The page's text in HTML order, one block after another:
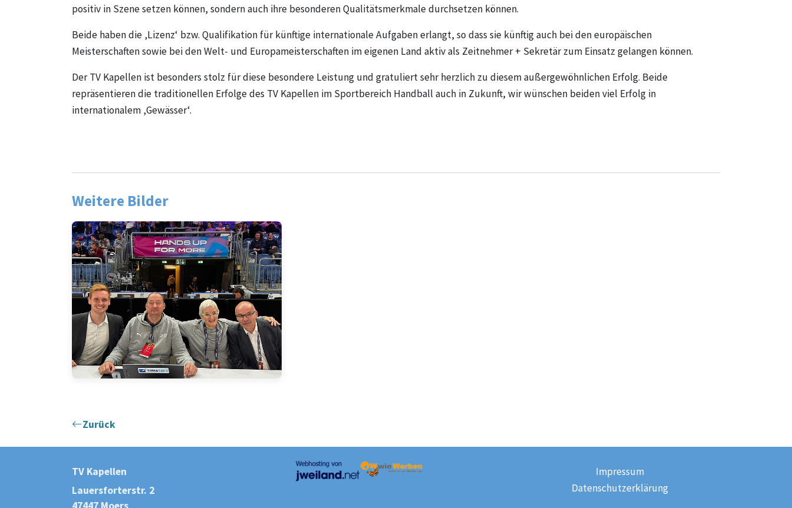
positiv in Szene setzen können, sondern auch ihre besonderen Qualitätsmerkmale durchsetzen können.
Beide haben die ‚Lizenz‘ bzw. Qualifikation für künftige internationale Aufgaben erlangt, so dass sie künftig auch bei den europäischen
Meisterschaften sowie bei den Welt- und Europameisterschaften im eigenen Land aktiv als Zeitnehmer + Sekretär zum Einsatz gelangen können.
Der TV Kapellen ist besonders stolz für diese besondere Leistung und gratuliert sehr herzlich zu diesem außergewöhnlichen Erfolg. Beide
repräsentieren die traditionellen Erfolge des TV Kapellen im Sportbereich Handball auch in Zukunft, wir wünschen beiden viel Erfolg in
internationalem ‚Gewässer‘.
Weitere Bilder
Zurück
TV Kapellen
Lauersforterstr. 2
Impressum
Datenschutzerklärung